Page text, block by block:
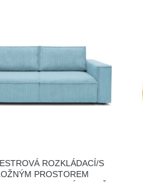
ROZKLÁDACÍ/S
PROSTOREM